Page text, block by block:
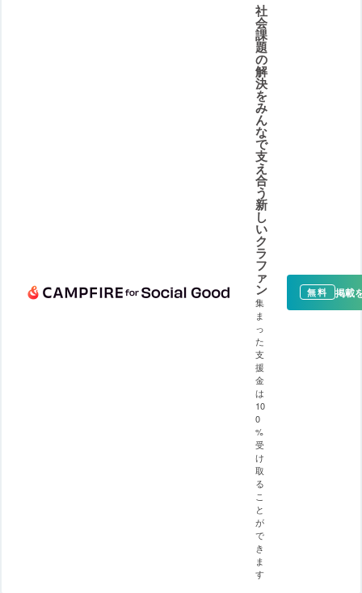
社
会
課
題
の
解
決
を
み
ん
な
で
支
え
合
う
新
し
い
ク
ラ
フ
ァ
ン
集
ま
っ
た
支
援
金
は
10
0
%
受
け
取
る
こ
と
が
で
き
ま
す
無料 掲載